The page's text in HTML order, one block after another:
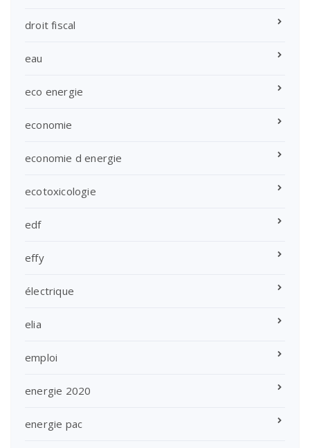
droit fiscal
eau
eco energie
economie
economie d energie
ecotoxicologie
edf
effy
électrique
elia
emploi
energie 2020
energie pac